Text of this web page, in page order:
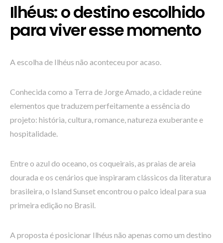
Ilhéus: o destino escolhido
para viver esse momento
A escolha de Ilhéus não aconteceu por acaso.
Conhecida como a Terra de Jorge Amado, a cidade reúne
elementos que traduzem perfeitamente a essência do
projeto: história, cultura, romance, natureza exuberante e
hospitalidade.
Entre o azul do oceano, os coqueirais, as praias de areia
dourada e os cenários que inspiraram clássicos da literatura
brasileira, o Island Sunset encontrou o palco ideal para sua
primeira edição no Brasil.
A proposta é posicionar Ilhéus não apenas como um destino